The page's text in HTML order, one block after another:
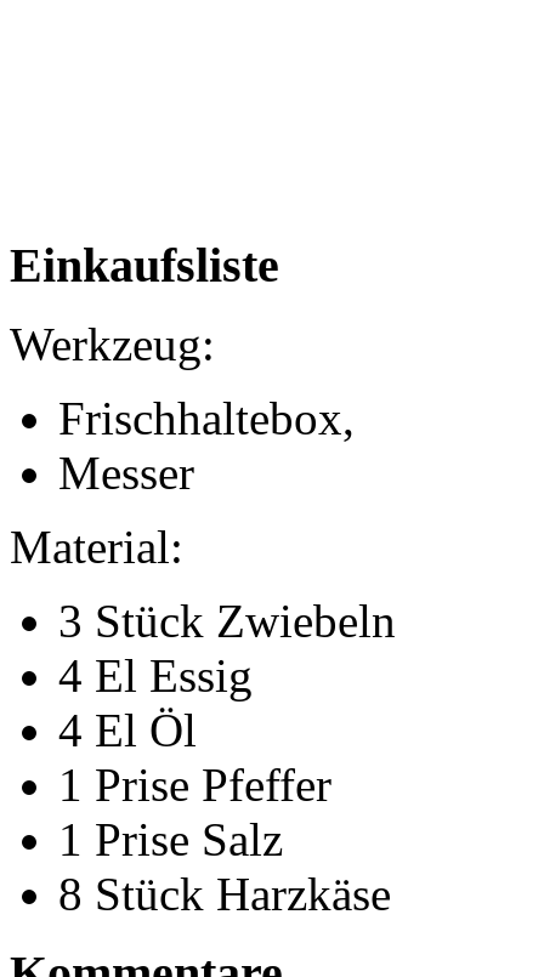
Einkaufsliste
Werkzeug:
Frischhaltebox,
Messer
Material:
3 Stück Zwiebeln
4 El Essig
4 El Öl
1 Prise Pfeffer
1 Prise Salz
8 Stück Harzkäse